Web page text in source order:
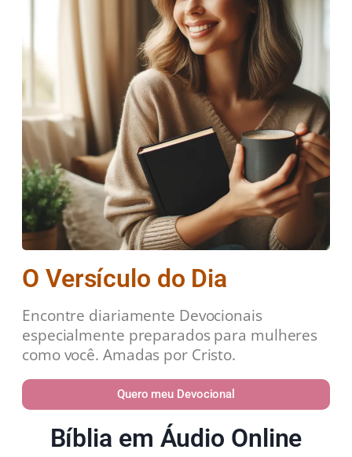
O Versículo do Dia
Encontre diariamente Devocionais
especialmente preparados para mulheres
como você. Amadas por Cristo.
Quero meu Devocional
Bíblia em Áudio Online